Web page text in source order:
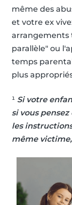
même des
et votre ex
arrangements
parallèle" ou
temps
plus
¹ Si votre
si vous
les
même